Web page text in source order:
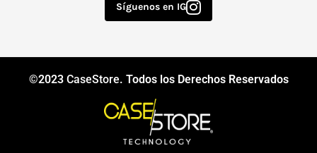
Síguenos en IG
©2023 CaseStore. Todos los Derechos Reservados